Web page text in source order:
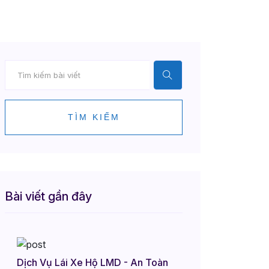
TÌM KIẾM
Bài viết gần đây
Dịch Vụ Lái Xe Hộ LMD - An Toàn